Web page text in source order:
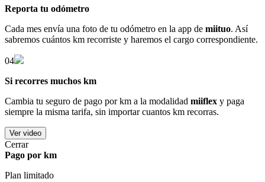
Reporta tu odómetro
Cada mes envía una foto de tu odómetro en la app de miituo. Así
sabremos cuántos km recorriste y haremos el cargo correspondiente.
04
Si recorres muchos km
Cambia tu seguro de pago por km a la modalidad miiflex y paga
siempre la misma tarifa, sin importar cuantos km recorras.
Ver video
Cerrar
Pago por km
Plan limitado